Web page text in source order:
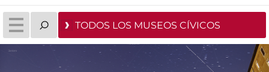
TODOS LOS MUSEOS CÍVICOS